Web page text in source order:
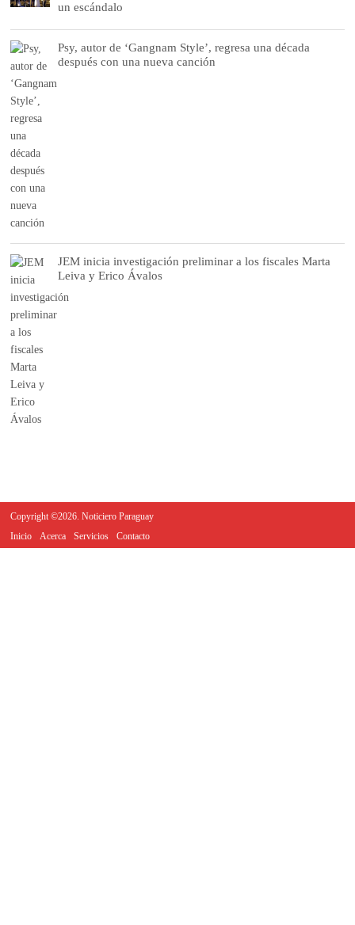
un escándalo
Psy, autor de ‘Gangnam Style’, regresa una década
después con una nueva canción
JEM inicia investigación preliminar a los fiscales Marta
Leiva y Erico Ávalos
Copyright ©2026. Noticiero Paraguay
Inicio
Acerca Servicios Contacto